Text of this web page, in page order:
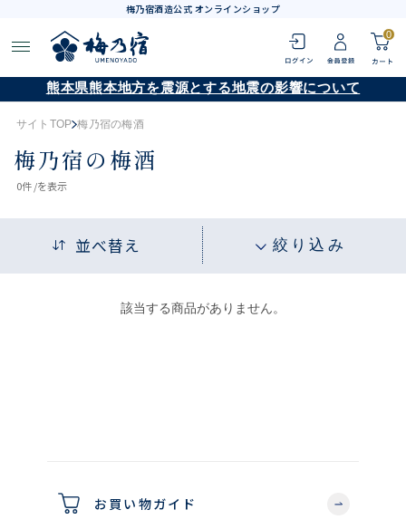
梅乃宿酒造公式 オンラインショップ
0
熊本県熊本地方を震源とする地震の影響について
サイトTOP 梅乃宿の梅酒
梅乃宿の梅酒
0件 /を表示
並べ替え 絞り込み
該当する商品がありません。
お買い物ガイド